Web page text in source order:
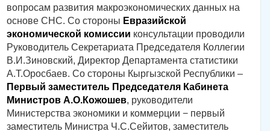
вопросам развития макроэкономических данных на
основе СНС. Со стороны Евразийской
экономической комиссии консультации проводили
Руководитель Секретариата Председателя Коллегии
В.И.Зиновский, Директор Департамента статистики
А.Т.Оросбаев. Со стороны Кыргызской Республики –
Первый заместитель Председателя Кабинета
Министров А.О.Кожошев, руководители
Министерства экономики и коммерции − первый
заместитель Министра Ч.С.Сейитов, заместитель